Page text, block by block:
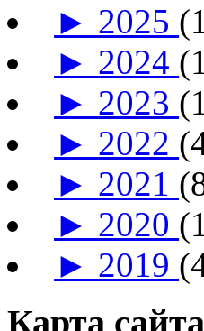
► 2025
► 2024
► 2023
► 2022
► 2021
► 2020
► 2019
Карта сайта